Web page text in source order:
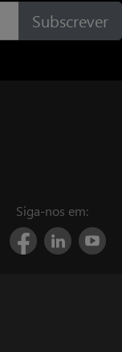
Subscrever
Siga-nos em: